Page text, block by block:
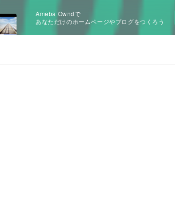
Ameba Owndで
あなただけのホームページやブログをつくろう